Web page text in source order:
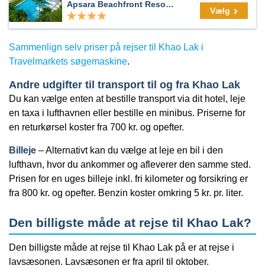
Apsara Beachfront Resort & Villa - SHA Extra Plus
Vælg
Sammenlign selv priser på rejser til Khao Lak i
Travelmarkets søgemaskine.
Andre udgifter til transport til og fra Khao Lak
Du kan vælge enten at bestille transport via dit hotel, leje
en taxa i lufthavnen eller bestille en minibus. Priserne for
en returkørsel koster fra 700 kr. og opefter.
Billeje – Alternativt kan du vælge at leje en bil i den
lufthavn, hvor du ankommer og afleverer den samme sted.
Prisen for en uges billeje inkl. fri kilometer og forsikring er
fra 800 kr. og opefter. Benzin koster omkring 5 kr. pr. liter.
Den billigste måde at rejse til Khao Lak?
Den billigste måde at rejse til Khao Lak på er at rejse i
lavsæsonen. Lavsæsonen er fra april til oktober.